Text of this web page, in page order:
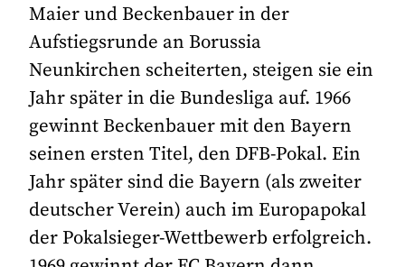
Maier und Beckenbauer in der
Aufstiegsrunde an Borussia
Neunkirchen scheiterten, steigen sie ein
Jahr später in die Bundesliga auf. 1966
gewinnt Beckenbauer mit den Bayern
seinen ersten Titel, den DFB-Pokal. Ein
Jahr später sind die Bayern (als zweiter
deutscher Verein) auch im Europapokal
der Pokalsieger-Wettbewerb erfolgreich.